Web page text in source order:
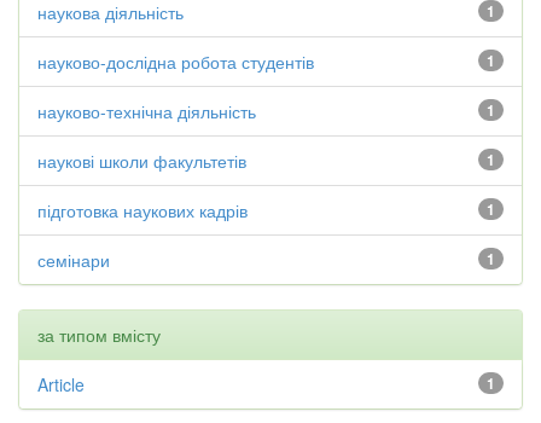
1
наукова діяльність
1
науково-дослідна робота студентів
1
науково-технічна діяльність
1
наукові школи факультетів
1
підготовка наукових кадрів
1
семінари
за типом вмісту
1
Article